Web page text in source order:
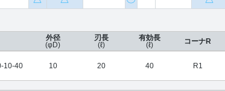
10-40
外径
(φD)
10
刃長
(ℓ)
20
有効長
(ℓ)
40
コーナR
R1